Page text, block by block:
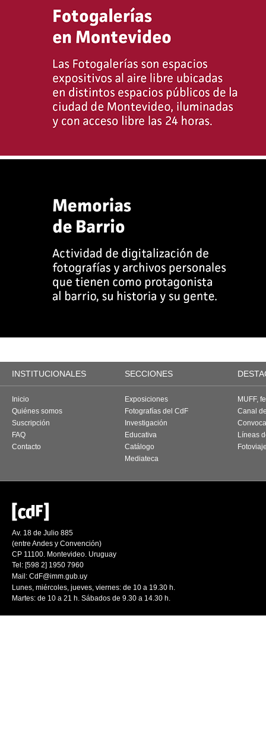
INSTITUCIONALES SECCIONES
Inicio
Quiénes somos
Suscripción
FAQ
Contacto
Exposiciones
Fotografías del CdF
Investigación
Educativa
Catálogo
Mediateca
MUFF,
Canal
Líneas
Av. 18 de Julio 885
(entre Andes y Convención)
CP 11100. Montevideo. Uruguay
Tel: [598 2] 1950 7960
Mail: CdF@imm.gub.uy
Lunes, miércoles, jueves, viernes: de 10 a 19.30 h.
Martes: de 10 a 21 h. Sábados de 9.30 a 14.30 h.